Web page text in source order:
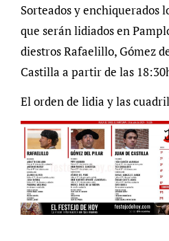
Sorteados y enchiquerados
que serán lidiados en
diestros Rafaelillo, Gómez
Castilla a partir de las
El orden de lidia y las